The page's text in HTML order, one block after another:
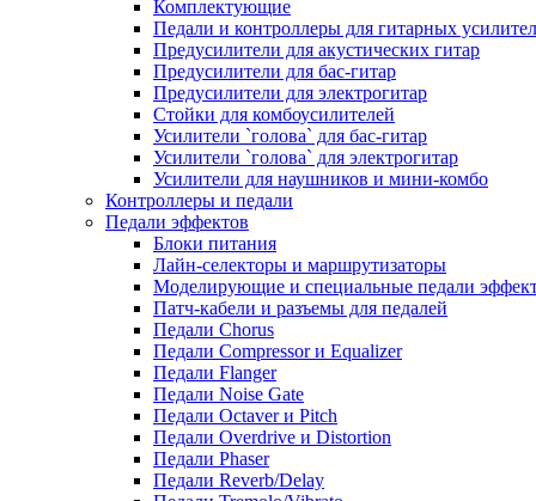
Комплектующие
Педали и контроллеры для гитарных
Предусилители для акустических гитар
Предусилители для бас-гитар
Предусилители для электрогитар
Стойки для комбоусилителей
Усилители `голова` для бас-гитар
Усилители `голова` для электрогитар
Усилители для наушников и мини-комбо
Контроллеры и педали
Педали эффектов
Блоки питания
Лайн-селекторы и маршрутизаторы
Моделирующие и специальные педали
Патч-кабели и разъемы для педалей
Педали Chorus
Педали Compressor и Equalizer
Педали Flanger
Педали Noise Gate
Педали Octaver и Pitch
Педали Overdrive и Distortion
Педали Phaser
Педали Reverb/Delay